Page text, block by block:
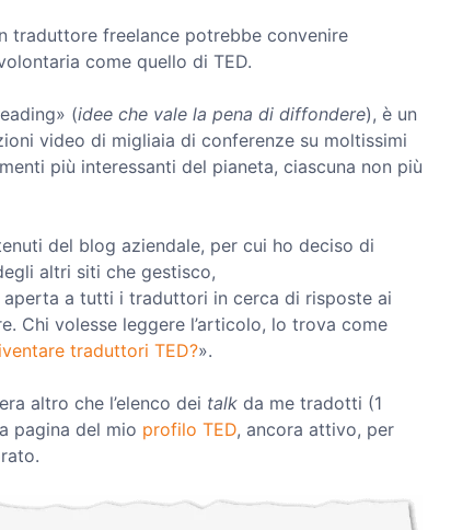
traduttore freelance potrebbe convenire
come quello di TED.
(idee che vale la pena di diffondere), è un
video di migliaia di conferenze su moltissimi
più interessanti del pianeta, ciascuna non più
del blog aziendale, per cui ho deciso di
altri siti che gestisco,
aperta a tutti i traduttori in cerca di risposte ai
Chi volesse leggere l’articolo, lo trova come
traduttori TED?».
altro che l’elenco dei talk da me tradotti (1
pagina del mio profilo TED, ancora attivo, per